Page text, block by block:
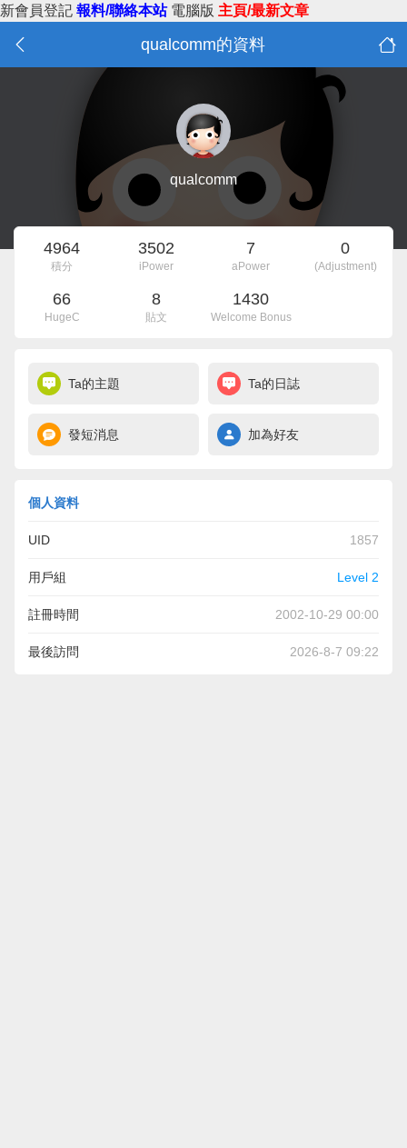
新會員登記 報料/聯絡本站 電腦版 主頁/最新文章
qualcomm的資料
qualcomm
4964
積分
3502
iPower
7
aPower
0
(Adjustment)
66
HugeC
8
貼文
1430
Welcome Bonus
Ta的主題 Ta的日誌
發短消息 加為好友
個人資料
UID 1857
用戶組 Level 2
註冊時間 2002-10-29 00:00
最後訪問 2026-8-7 09:22